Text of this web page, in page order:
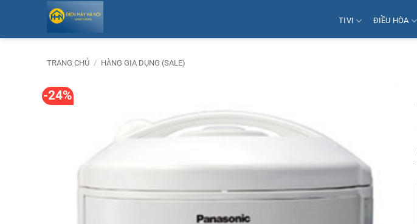
nội
TIVI ĐIỀU HÒA
TRANG CHỦ / HÀNG GIA DỤNG (SALE)
-24%